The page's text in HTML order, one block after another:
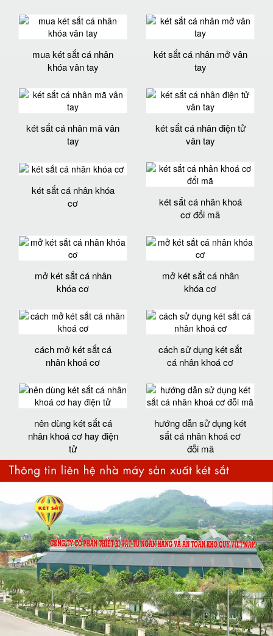
mua két sắt cá nhân
khóa vân tay
két sắt cá nhân mở vân
tay
két sắt cá nhân mã vân
tay
két sắt cá nhân điện tử
vân tay
két sắt cá nhân khóa
cơ
két sắt cá nhân khoá
cơ đổi mã
mở két sắt cá nhân
khóa cơ
mở két sắt cá nhân
khóa cơ
cách mở két sắt cá
nhân khoá cơ
cách sử dụng két sắt
cá nhân khoá cơ
nên dùng két sắt cá
nhân khoá cơ hay điện
tử
hướng dẫn sử dụng két
sắt cá nhân khoá cơ
đỗi mã